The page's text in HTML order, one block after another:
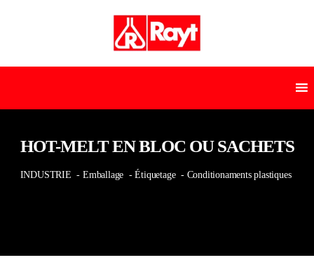
HOT-MELT EN BLOC OU SACHETS
INDUSTRIE - Emballage - Étiquetage - Conditionaments plastiques